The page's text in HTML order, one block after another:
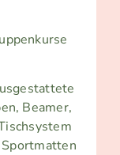
Beamer,